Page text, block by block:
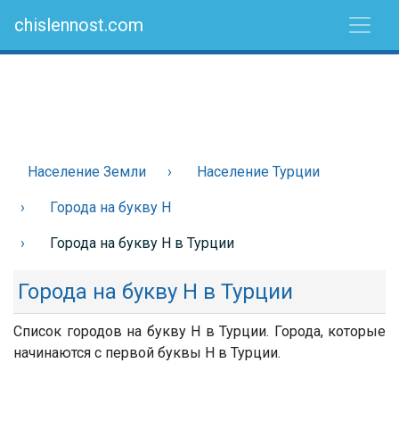
chislennost.com
Население Земли Население Турции
Города на букву Н
Города на букву Н в Турции
Города на букву Н в Турции
Список городов на букву Н в Турции. Города, которые
начинаются с первой буквы Н в Турции.